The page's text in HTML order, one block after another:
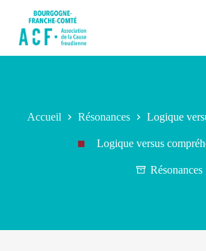
Accueil Résonances Logique
Logique versus
Résonances